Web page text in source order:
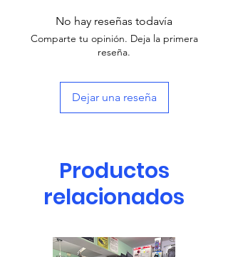
No hay reseñas todavía
Comparte tu opinión. Deja la primera
reseña.
Dejar una reseña
Productos
relacionados